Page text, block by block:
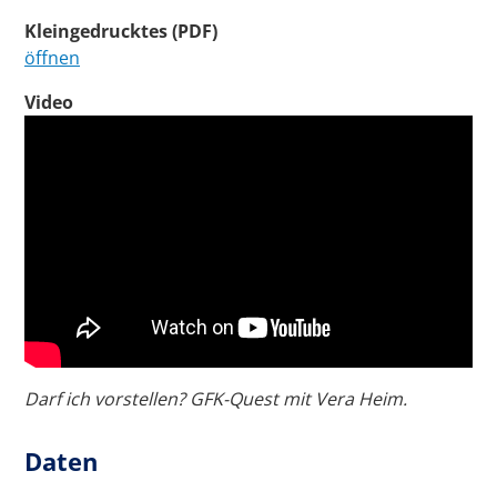
Kleingedrucktes (PDF)
öffnen
Video
Darf ich vorstellen? GFK-Quest mit Vera Heim.
Daten